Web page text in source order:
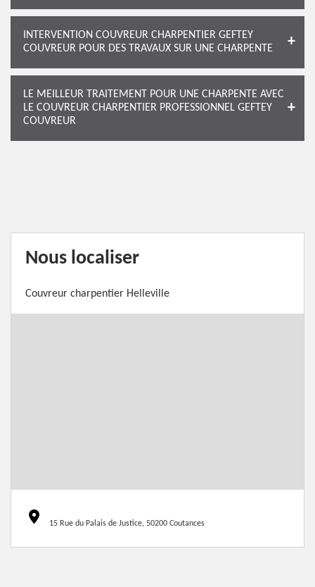
INTERVENTION COUVREUR CHARPENTIER GEFTEY
COUVREUR POUR DES TRAVAUX SUR UNE CHARPENTE
LE MEILLEUR TRAITEMENT POUR UNE CHARPENTE AVEC
LE COUVREUR CHARPENTIER PROFESSIONNEL GEFTEY
COUVREUR
Nous localiser
Couvreur charpentier Helleville
15 Rue du Palais de Justice, 50200 Coutances